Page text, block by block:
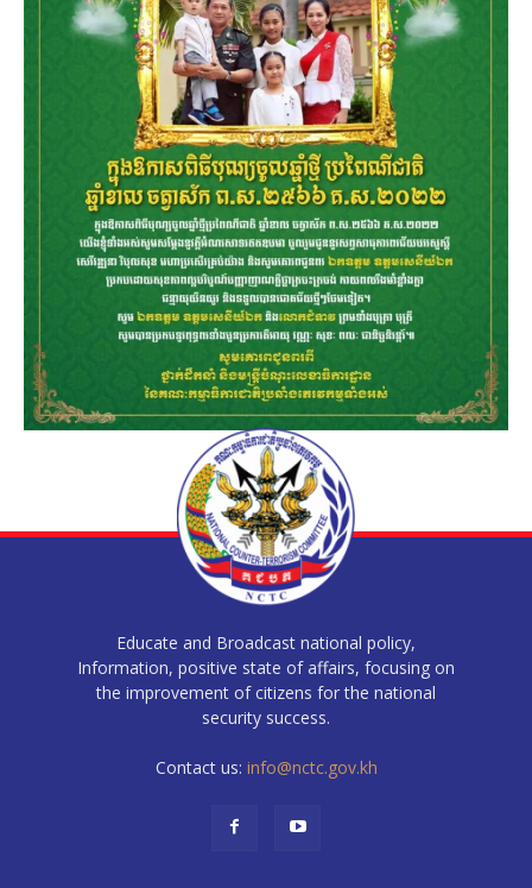
Educate and Broadcast national policy,
Information, positive state of affairs, focusing on
the improvement of citizens for the national
security success.
Contact us: info@nctc.gov.kh